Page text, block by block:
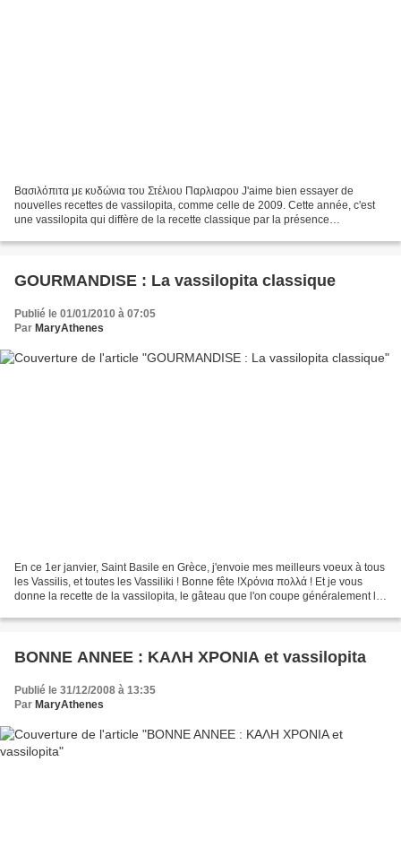
Βασιλόπιτα με κυδώνια του Στέλιου Παρλιαρου J'aime bien essayer de
nouvelles recettes de vassilopita, comme celle de 2009. Cette année, c'est
une vassilopita qui diffère de la recette classique par la présence
GOURMANDISE : La vassilopita classique
Publié le 01/01/2010 à 07:05
Par MaryAthenes
En ce 1er janvier, Saint Basile en Grèce, j'envoie mes meilleurs voeux à tous
les Vassilis, et toutes les Vassiliki ! Bonne fête !Χρόνια πολλά ! Et je vous
donne la recette de la vassilopita, le gâteau que l'on coupe généralement le
BONNE ANNEE : ΚΑΛΗ ΧΡΟΝΙΑ et vassilopita
Publié le 31/12/2008 à 13:35
Par MaryAthenes